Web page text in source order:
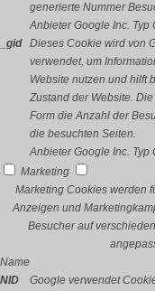
generierte Nummer
Anbieter Google Inc. Typ
_gid
Dieses Cookie wird von
verwendet, um
Website nutzen und hilft
Zustand der Website.
Form die Anzahl der
die besuchten Seiten.
Anbieter Google Inc. Typ
Marketing
Marketing Cookies werden
Anzeigen und
Besucher auf
Name
NID
Google verwendet